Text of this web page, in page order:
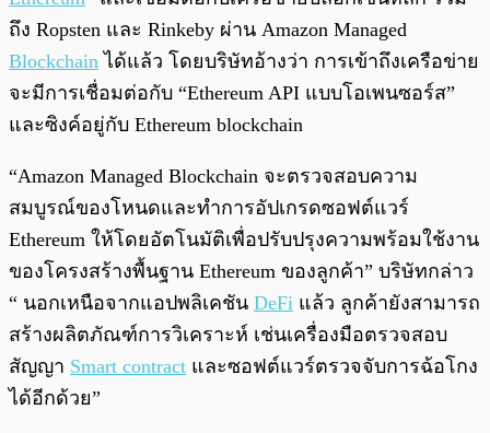
ถึง Ropsten และ Rinkeby ผ่าน Amazon Managed
Blockchain ได้แล้ว โดยบริษัทอ้างว่า การเข้าถึงเครือข่าย
จะมีการเชื่อมต่อกับ “Ethereum API แบบโอเพนซอร์ส”
และซิงค์อยู่กับ Ethereum blockchain
“Amazon Managed Blockchain จะตรวจสอบความ
สมบูรณ์ของโหนดและทำการอัปเกรดซอฟต์แวร์
Ethereum ให้โดยอัตโนมัติเพื่อปรับปรุงความพร้อมใช้งาน
ของโครงสร้างพื้นฐาน Ethereum ของลูกค้า” บริษัทกล่าว
“ นอกเหนือจากแอปพลิเคชัน DeFi แล้ว ลูกค้ายังสามารถ
สร้างผลิตภัณฑ์การวิเคราะห์ เช่นเครื่องมือตรวจสอบ
สัญญา Smart contract และซอฟต์แวร์ตรวจจับการฉ้อโกง
ได้อีกด้วย”